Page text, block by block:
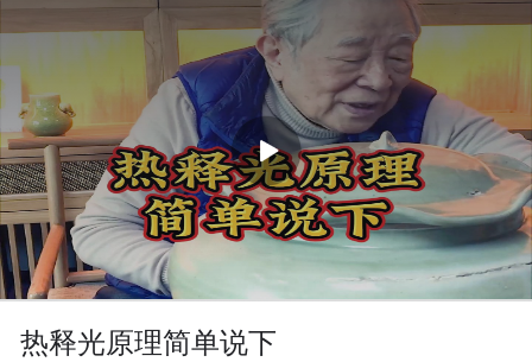
热释光原理简单说下